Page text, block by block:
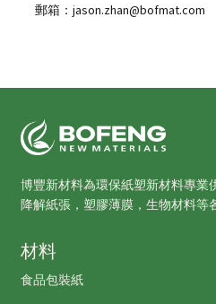
郵箱：jason.zhan@bofmat.com
博豐新材料為環保紙塑新材料專業
降解紙張，塑膠薄膜，生物材料等
材料
食品包裝紙